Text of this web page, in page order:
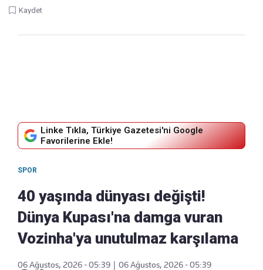
Kaydet
Linke Tıkla, Türkiye Gazetesi'ni Google
Favorilerine Ekle!
SPOR
40 yaşında dünyası değişti!
Dünya Kupası'na damga vuran
Vozinha'ya unutulmaz karşılama
06 Ağustos, 2026 - 05:39
06 Ağustos, 2026 - 05:39